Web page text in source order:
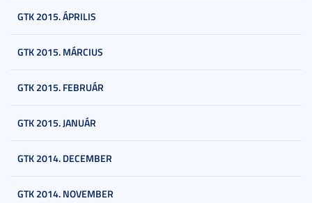
GTK 2015. ÁPRILIS
GTK 2015. MÁRCIUS
GTK 2015. FEBRUÁR
GTK 2015. JANUÁR
GTK 2014. DECEMBER
GTK 2014. NOVEMBER